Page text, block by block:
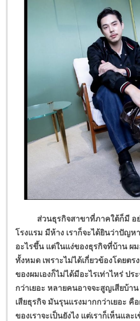
ส่วนธุรกิจสาขาที่ภาคใต้ก็มี อย่
โรงแรม มีห้าง เราก็จะได้ยินว่าปัญหา
อะไรขึ้น แต่ในแง่ของธุรกิจที่บ้าน ผ
ทั้งหมด เพราะไม่ได้เกี่ยวข้องโดยต
ของผมเองก็ไม่ได้มีอะไรเท่าไหร่ ป
กว่าเยอะ หลายคนอาจจะสูญเสียบ้า
เสียธุรกิจ มันรุนแรงมากกว่าเยอะ คื
ของเราจะเป็นยังไง แต่เราก็เห็นและ